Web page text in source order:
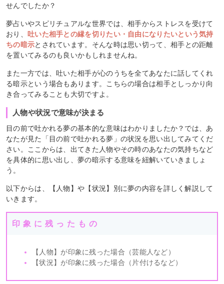
せんでしたか？
夢占いやスピリチュアルな世界では、相手からストレスを受けて
おり、 吐いた相手との縁を切りたい・自由になりたいという気持
ちの暗示とされています。そんな時は思い切って、相手との距離
を置いてみるのも良いかもしれませんね。
また一方では、吐いた相手が心のうちを全てあなたに話してくれ
る暗示という場合もあります。こちらの場合は相手としっかり向
き合ってみることも大切ですよ。
人物や状況で意味が決まる
目の前で吐かれる夢の基本的な意味はわかりましたか？では、あ
なたが見た「目の前で吐かれる夢」の状況を思い出してみてくだ
さい。ここからは、出てきた人物やその時のあなたの気持ちなど
を具体的に思い出し、夢の暗示する意味を紐解いていきましょ
う。
以下からは、【人物】や【状況】別に夢の内容を詳しく解説して
いきます。
印象に残ったもの
【人物】が印象に残った場合（芸能人など）
【状況】が印象に残った場合（片付けるなど）